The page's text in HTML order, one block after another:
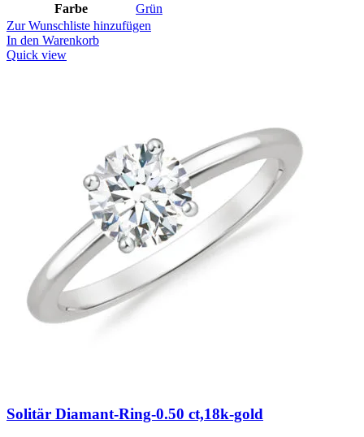
Farbe
Grün
Zur Wunschliste hinzufügen
In den Warenkorb
Quick view
Solitär Diamant-Ring-0.50 ct,18k-gold